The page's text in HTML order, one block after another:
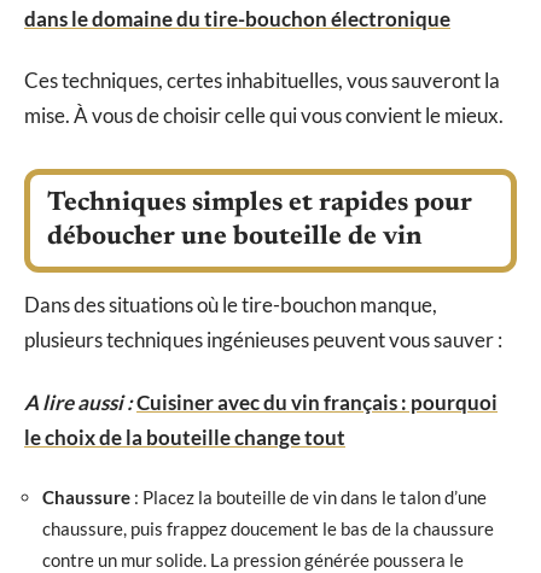
dans le domaine du tire-bouchon électronique
Ces techniques, certes inhabituelles, vous sauveront la
mise. À vous de choisir celle qui vous convient le mieux.
Techniques simples et rapides pour
déboucher une bouteille de vin
Dans des situations où le tire-bouchon manque,
plusieurs techniques ingénieuses peuvent vous sauver :
A lire aussi :Cuisiner avec du vin français : pourquoi
le choix de la bouteille change tout
Chaussure : Placez la bouteille de vin dans le talon d’une
chaussure, puis frappez doucement le bas de la chaussure
contre un mur solide. La pression générée poussera le